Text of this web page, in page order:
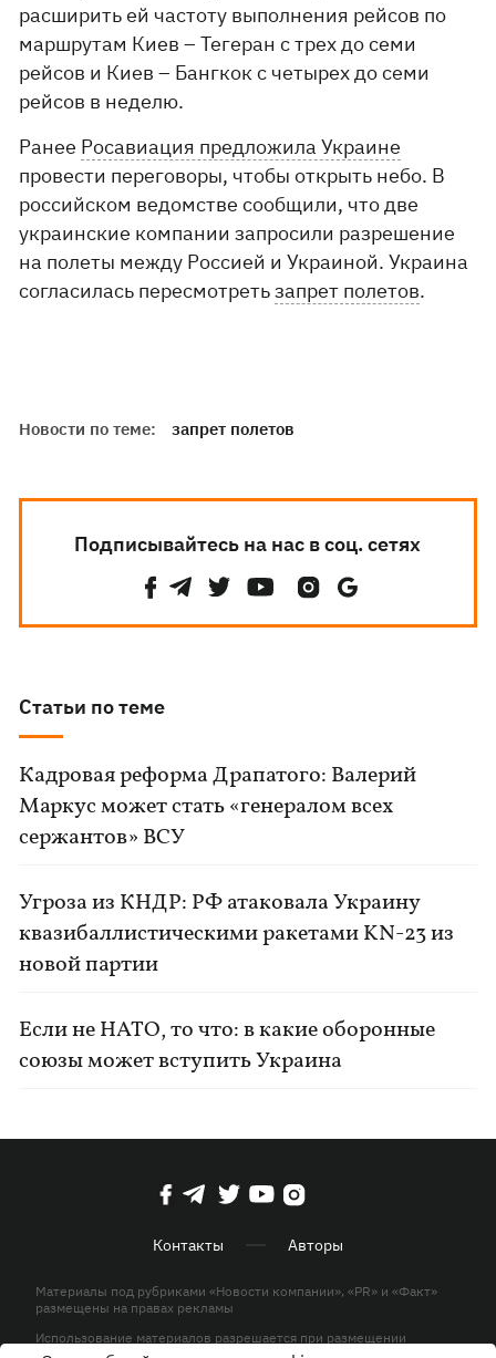
расширить ей частоту выполнения рейсов по
маршрутам Киев – Тегеран с трех до семи
рейсов и Киев – Бангкок с четырех до семи
рейсов в неделю.
Ранее Росавиация предложила Украине
провести переговоры, чтобы открыть небо. В
российском ведомстве сообщили, что две
украинские компании запросили разрешение
на полеты между Россией и Украиной. Украина
согласилась пересмотретьзапрет полетов.
Новости по теме: запрет полетов
Подписывайтесь на нас в соц. сетях
Статьи по теме
Кадровая реформа Драпатого: Валерий
Маркус может стать «генералом всех
сержантов» ВСУ
Угроза из КНДР: РФ атаковала Украину
квазибаллистическими ракетами KN-23 из
новой партии
Если не НАТО, то что: в какие оборонные
союзы может вступить Украина
Контакты Авторы
Материалы под рубриками «Новости компании», «PR» и «Факт»
размещены на правах рекламы
Использование материалов разрешается при размещении
активной гиперссылки на KP.UA в первом абзаце.